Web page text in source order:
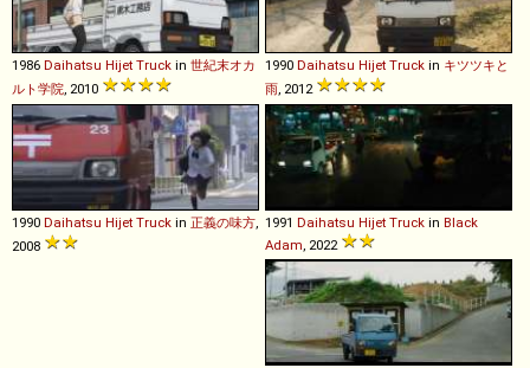
1986 Daihatsu Hijet Truck in 世紀末オカ
ルト学院, 2010
1990 Daihatsu Hijet Truck in キツツキと
雨, 2012
1990 Daihatsu Hijet Truck in 正義の味方,
2008
1991 Daihatsu Hijet Truck in Black
Adam, 2022